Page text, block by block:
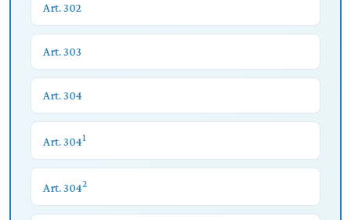
Art. 302
Art. 303
Art. 304
Art. 3041
Art. 3042